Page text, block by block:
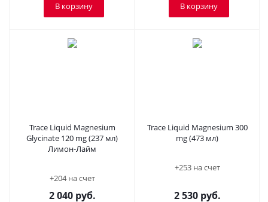
В корзину В корзину
Trace Liquid Magnesium
Glycinate 120 mg (237 мл)
Лимон-Лайм
+204 на счет
2 040руб.
Trace Liquid Magnesium 300
mg (473 мл)
+253 на счет
2 530руб.